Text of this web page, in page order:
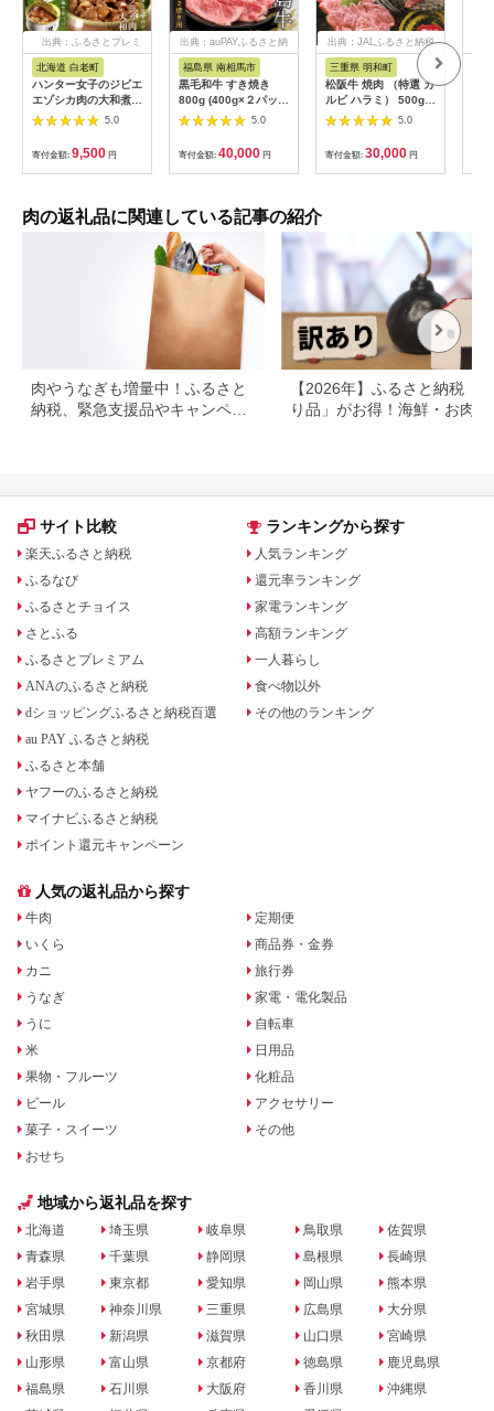
出典：ふるさとプレミ
北海道 白老町
ハンター女子のジビエ
エゾシカ肉の大和煮 6
缶セット AI0335.0
寄付金額: 9,500 円
出典：auPAYふるさと納
福島県 南相馬市
黒毛和牛 すき焼き
800g (400g×２パッ
ク) 福島牛 | 国産 肉
和牛 牛肉 霜降り 赤身
お肉 ギフト お取り寄
せ プレゼント 今野畜
産 福島 bp002-aa
5.0
寄付金額: 40,000 円
出典：JALふるさと納税
三重県 明和町
松阪牛 焼肉 （特選 カ
ルビ ハラミ） 500g
肉 牛 牛肉 和牛 ブラ
ンド牛 高級 国産 霜降
り 冷凍 ふるさと 人気
焼肉 焼肉用 BBQ バ
ーベキュー SS38
5.0
寄付金額: 30,000 円
肉の返礼品に関連している記事の紹介
肉やうなぎも増量中！ふるさと
納税、緊急支援品やキャンペー
【2026年】ふるさと納税「
り品」がお得！海鮮・お肉・
サイト比較
楽天ふるさと納税
ふるなび
ふるさとチョイス
さとふる
ふるさとプレミアム
ANAのふるさと納税
dショッピングふるさと納税百選
au PAY ふるさと納税
ふるさと本舗
ヤフーのふるさと納税
マイナビふるさと納税
ポイント還元キャンペーン
ランキングから探す
人気ランキング
還元率ランキング
家電ランキング
高額ランキング
一人暮らし
食べ物以外
その他のランキング
人気の返礼品から探す
牛肉
いくら
カニ
うなぎ
うに
米
果物・フルーツ
ビール
菓子・スイーツ
おせち
定期便
商品券・金券
旅行券
家電・電化製品
自転車
日用品
化粧品
アクセサリー
その他
地域から返礼品を探す
北海道
青森県
岩手県
宮城県
秋田県
山形県
福島県
埼玉県
千葉県
東京都
神奈川県
新潟県
富山県
石川県
岐阜県
静岡県
愛知県
三重県
滋賀県
京都府
大阪府
鳥取県
島根県
岡山県
広島県
山口県
徳島県
香川県
佐賀県
長崎県
熊本県
大分県
宮崎県
鹿児島県
沖縄県